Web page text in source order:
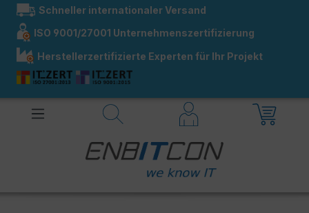
springen
Schneller internationaler Versand
ISO 9001/27001 Unternehmenszertifizierung
Herstellerzertifizierte Experten für Ihr Projekt